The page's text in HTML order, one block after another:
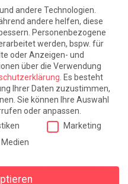
Europa im Kopf
In der Blase
Träumen. Trösten.
WACHS!
Geschichte
andere Technologien.
andere helfen, diese
Personenbezogene
werden, bspw. für
oder Anzeigen- und
über die Verwendung
Es besteht
Ihrer Daten zuzustimmen,
Sie können Ihre Auswahl
oder anpassen.
Marketing